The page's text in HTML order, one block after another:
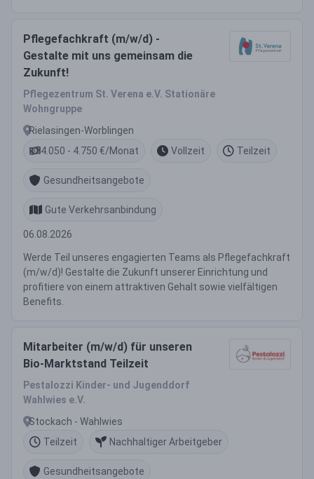
Pflegefachkraft (m/w/d) -
Gestalte mit uns gemeinsam die
Zukunft!
Pflegezentrum St. Verena e.V. Stationäre
Wohngruppe
Rielasingen-Worblingen
4.050 - 4.750 €/Monat
Vollzeit Teilzeit
Gesundheitsangebote
Gute Verkehrsanbindung
06.08.2026
Werde Teil unseres engagierten Teams als Pflegefachkraft
(m/w/d)! Gestalte die Zukunft unserer Einrichtung und
profitiere von einem attraktiven Gehalt sowie vielfältigen
Benefits.
Mitarbeiter (m/w/d) für unseren
Bio-Marktstand Teilzeit
Pestalozzi Kinder- und Jugenddorf
Wahlwies e.V.
Stockach - Wahlwies
Teilzeit
Nachhaltiger Arbeitgeber
Gesundheitsangebote